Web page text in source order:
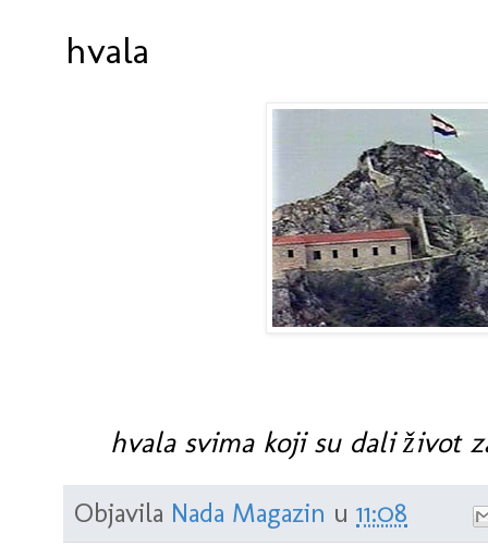
hvala
hvala svima koji su dali život
Objavila Nada Magazin u 11:08